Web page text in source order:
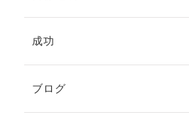
成功
ブログ